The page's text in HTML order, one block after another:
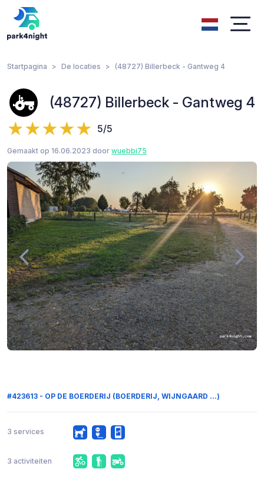
Startpagina De locaties (48727) Billerbeck - Gantweg 4
(48727) Billerbeck - Gantweg 4
5/5
Gemaakt op 16.06.2023 door wuebbi75
#423613 - OP DE BOERDERIJ (BOERDERIJ, WIJNGAARD ...)
3 services
3 activiteiten